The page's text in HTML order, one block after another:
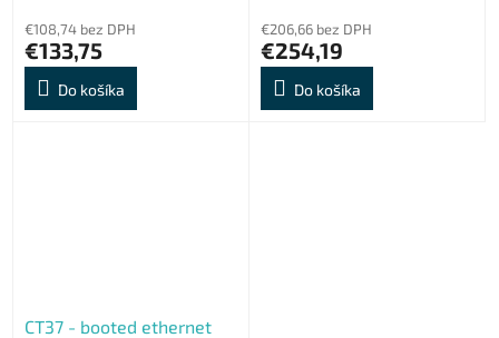
€108,74 bez DPH
€133,75
Do košíka
€206,66 bez DPH
€254,19
Do košíka
CT37 - booted ethernet